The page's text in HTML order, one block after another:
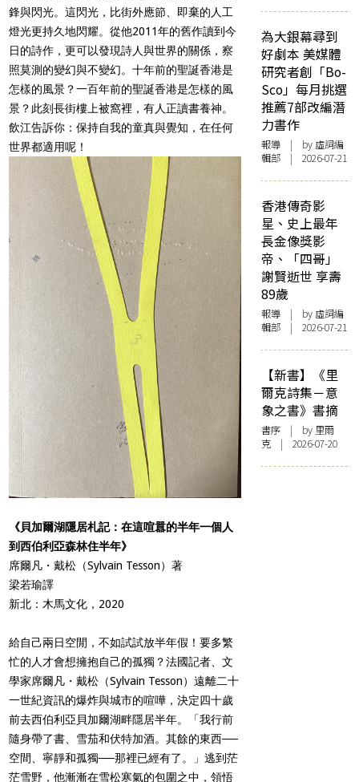
鋒與閃光。這閃光，比街外應節、即棄的人工
燈光更持久地閃耀。從他2011年的舊作讀到今
日的詩作，更可以發現詩人與世界的關係，察
照莫測的變幻與不變幻。十年前的聖誕香港是
怎樣的風景？一百年前的聖誕香港是怎樣的風
景？此刻長街樓上被窩裡，有人正讀書養神。
飲江告訴你：保持自我的童真與覺知，在任何
世界都適用呢！
《貝加爾湖隱居札記：在這喧囂的半年一個人
到西伯利亞森林住半年》
席爾凡・戴松（Sylvain Tesson）著
梁若瑜譯
新北：木馬文化，2020
給自己兩日空閒，不如試試放半年假！要多繁
忙的人才會想擁抱自己的孤獨？法國記者、文
學家席爾凡・戴松（Sylvain Tesson）遠離二十
一世紀資訊的爆炸與城市的喧嘩，決定四十歲
前去西伯利亞貝加爾湖畔隱居半年。「我行前
隨身帶了書、雪茄和伏特加酒。其餘的東西──
空間、寧靜和孤獨──那裡已經有了。」逃到茫
茫雪野，他漸漸在雪松寒氣的包圍之中，領悟
為大銀幕尋到
好劇本 美媒體
研究者創「Bo-
Sco」每月挑選
推薦7部改編潛
力書作
報導 | by 虛詞編
輯部 | 2026-07-21
香港傳奇影
星、史上最年
長金像獎影
帝、「四哥」
謝賢逝世 享壽
89歲
報導 | by 虛詞編
輯部 | 2026-07-21
【新書】《里
爾克詩集－意
象之書》書摘
書序 | by 里爾
克 | 2026-07-20